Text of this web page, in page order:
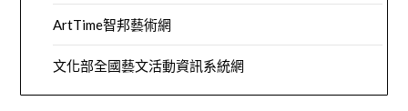
ArtTime智邦藝術網
文化部全國藝文活動資訊系統網